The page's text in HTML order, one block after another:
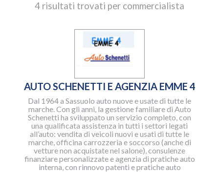
4 risultati trovati per commercialista
AUTO SCHENETTI E AGENZIA EMME 4
Dal 1964 a Sassuolo auto nuove e usate di tutte le
marche. Con gli anni, la gestione familiare di Auto
Schenetti ha sviluppato un servizio completo, con
una qualificata assistenza in tutti i settori legati
all’auto: vendita di veicoli nuovi e usati di tutte le
marche, officina carrozzeria e soccorso (anche di
vetture non acquistate nel salone), consulenze
finanziare personalizzate e agenzia di pratiche auto
interna, con rinnovo patenti e pratiche auto